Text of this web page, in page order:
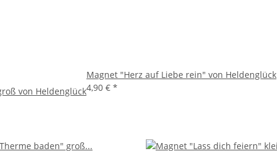
von Heldenglück
Magnet "Herz auf Liebe rein" von Heldenglück
4,90 € *